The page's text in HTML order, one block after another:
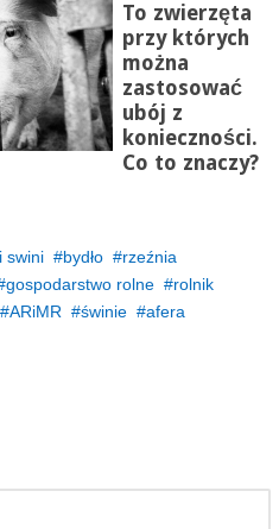
To zwierzęta
przy których
można
zastosować
ubój z
konieczności.
Co to znaczy?
swini bydło
rzeźnia
gospodarstwo rolne
rolnik
ARiMR świnie
afera